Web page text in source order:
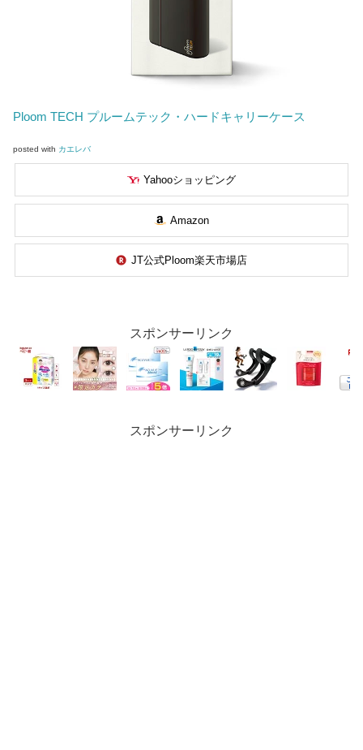
Ploom TECH プルームテック・ハードキャリーケース
posted with カエレバ
Yahooショッピング
Amazon
JT公式Ploom楽天市場店
スポンサーリンク
スポンサーリンク